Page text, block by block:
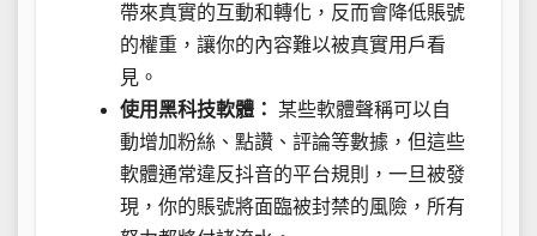
帶來真實的互動和轉化，反而會降低賬號
的權重，讓你的內容難以被真實用戶看
見。
使用黑科技軟體：
某些軟體聲稱可以自
動增加粉絲、點讚、評論等數據，但這些
軟體通常違反抖音的平台規則，一旦被發
現，你的賬號將面臨被封禁的風險，所有